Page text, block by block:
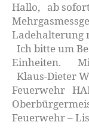
Hallo, ab
Ladehalterung
Ich bitte um
Einheiten. Mit
Klaus-Dieter
Feuerwehr
Feuerwehr –